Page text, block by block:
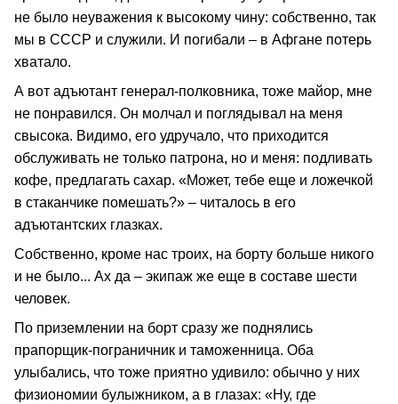
не было неуважения к высокому чину: собственно, так
мы в СССР и служили. И погибали – в Афгане потерь
хватало.
А вот адъютант генерал-полковника, тоже майор, мне
не понравился. Он молчал и поглядывал на меня
свысока. Видимо, его удручало, что приходится
обслуживать не только патрона, но и меня: подливать
кофе, предлагать сахар. «Может, тебе еще и ложечкой
в стаканчике помешать?» – читалось в его
адъютантских глазках.
Собственно, кроме нас троих, на борту больше никого
и не было... Ах да – экипаж же еще в составе шести
человек.
По приземлении на борт сразу же поднялись
прапорщик-пограничник и таможенница. Оба
улыбались, что тоже приятно удивило: обычно у них
физиономии булыжником, а в глазах: «Ну, где